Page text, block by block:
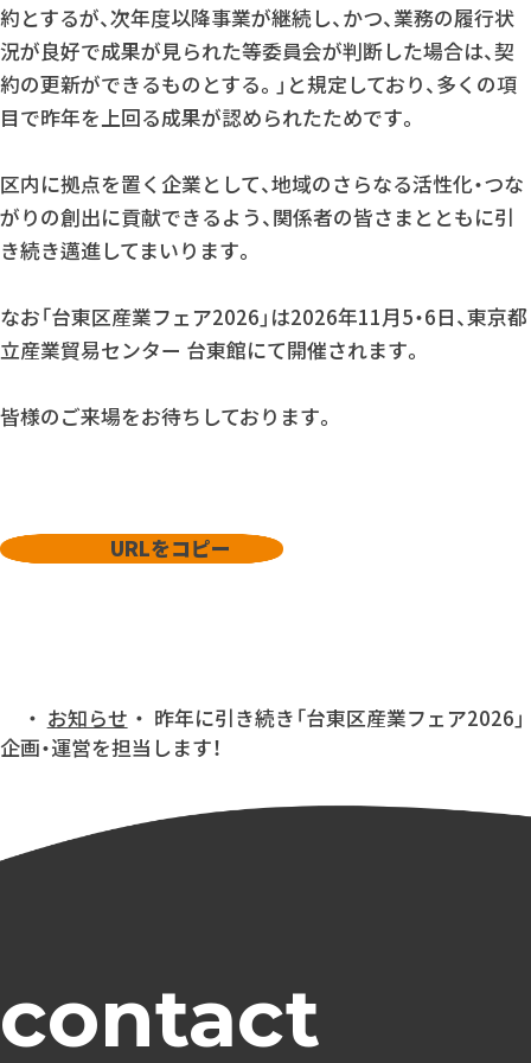
約とするが、次年度以降事業が継続し、かつ、業務の履行状
況が良好で成果が見られた等委員会が判断した場合は、契
約の更新ができるものとする。」と規定しており、多くの項
目で昨年を上回る成果が認められたためです。
区内に拠点を置く企業として、地域のさらなる活性化・つな
がりの創出に貢献できるよう、関係者の皆さまとともに引
き続き邁進してまいります。
なお「台東区産業フェア2026」は2026年11月5・6日、東京都
立産業貿易センター 台東館にて開催されます。
皆様のご来場をお待ちしております。
URLをコピー
トップ
お知らせ
昨年に引き続き「台東区産業フェア2026」
企画・運営を担当します！